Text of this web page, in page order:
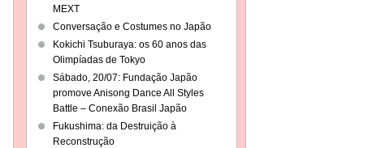
MEXT
Conversação e Costumes no Japão
Kokichi Tsuburaya: os 60 anos das
Olimpíadas de Tokyo
Sábado, 20/07: Fundação Japão
promove Anisong Dance All Styles
Battle – Conexão Brasil Japão
Fukushima: da Destruição à
Reconstrução